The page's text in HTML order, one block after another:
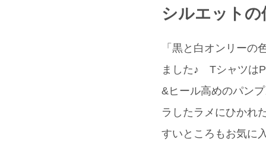
シルエット
「黒と白オンリー
ました♪ Tシャツは
&ヒール高めのパン
ラしたラメにひかれ
すいところもお気に